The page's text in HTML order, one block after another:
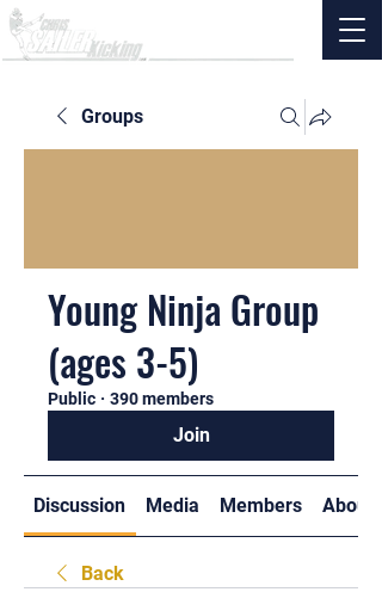
Groups
Young Ninja Group
(ages 3-5)
Public · 390 members
Join
Discussion Media Members About
Back